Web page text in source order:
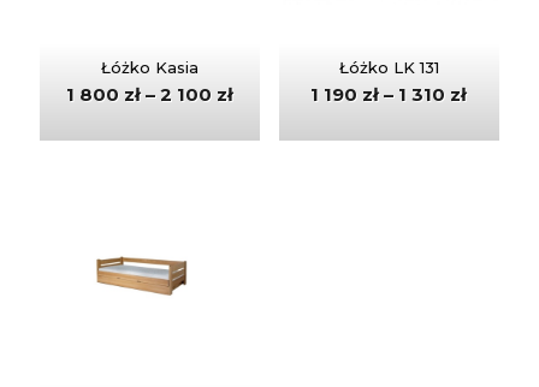
Łóżko Kasia
1 800 zł–2 100 zł
Łóżko LK 131
1 190 zł– 1 310 zł